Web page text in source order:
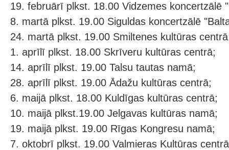
19. februārī plkst. 18.00 Vidzemes koncertzālē
8. martā plkst. 19.00 Siguldas koncertzālē
24. martā plkst. 19.00 Smiltenes kultūras
1. aprīlī plkst. 18.00 Skrīveru kultūras centrā;
14. aprīlī plkst. 19.00 Talsu tautas namā;
28. aprīlī plkst. 19.00 Ādažu kultūras centrā;
6. maijā plkst. 18.00 Kuldīgas kultūras centrā;
10. maijā plkst.19.00 Jelgavas kultūras namā;
19. maijā plkst. 19.00 Rīgas Kongresu namā;
7. oktobrī plkst. 19.00 Valmieras Kultūras